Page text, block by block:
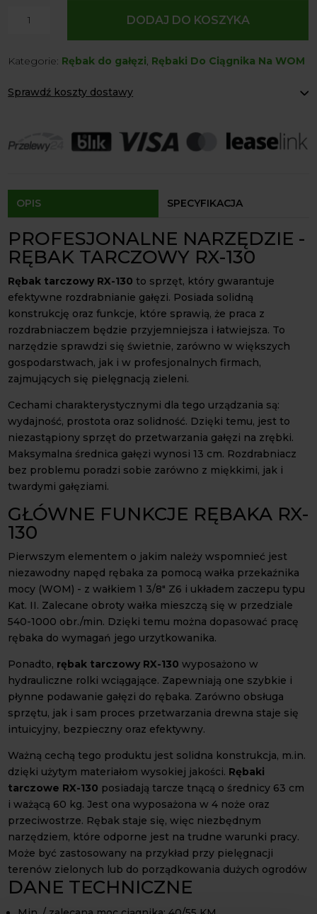
RX-
Rozdrabniacz
DODAJ DO KOSZYKA
Kategorie: Rębak do gałęzi, Rębaki Do Ciągnika Na WOM
Sprawdź koszty dostawy
Agrol transport: 200 zł
Agrol transport gabaryty: ustalane indywidualnie
Dostępność form dostawy i ceny uzależniona od produktu.
OPIS SPECYFIKACJA
PROFESJONALNE NARZĘDZIE -
RĘBAK TARCZOWY RX-130
Rębak tarczowy RX-130to sprzęt, który gwarantuje
efektywne rozdrabnianie gałęzi. Posiada solidną
konstrukcję oraz funkcje, które sprawią, że praca z
rozdrabniaczem będzie przyjemniejsza i łatwiejsza. To
narzędzie sprawdzi się świetnie, zarówno w większych
gospodarstwach, jak i w profesjonalnych firmach,
zajmujących się pielęgnacją zieleni.
Cechami charakterystycznymi dla tego urządzania są:
wydajność, prostota oraz solidność. Dzięki temu, jest to
niezastąpiony sprzęt do przetwarzania gałęzi na zrębki.
Maksymalna średnica gałęzi wynosi 13 cm. Rozdrabniacz
bez problemu poradzi sobie zarówno z miękkimi, jak i
twardymi gałęziami.
GŁÓWNE FUNKCJE RĘBAKA RX-
130
Pierwszym elementem o jakim należy wspomnieć jest
niezawodny napęd rębaka za pomocą wałka przekaźnika
mocy (WOM) - z wałkiem 1 3/8" Z6 i układem zaczepu typu
Kat. II. Zalecane obroty wałka mieszczą się w przedziale
540-1000 obr./min. Dzięki temu można dopasować pracę
rębaka do wymagań jego urzytkowanika.
Ponadto, rębak tarczowy RX-130 wyposażono w
hydrauliczne rolki wciągające. Zapewniają one szybkie i
płynne podawanie gałęzi do rębaka. Zarówno obsługa
sprzętu, jak i sam proces przetwarzania drewna staje się
intuicyjny, bezpieczny oraz efektywny.
Ważną cechą tego produktu jest solidna konstrukcja, m.in.
dzięki użytym materiałom wysokiej jakości. Rębaki
tarczowe RX-130 posiadają tarcze tnącą o średnicy 63 cm
i ważącą 60 kg. Jest ona wyposażona w 4 noże oraz
przeciwostrze. Rębak staje się, więc niezbędnym
narzędziem, które odporne jest na trudne warunki pracy.
Może być zastosowany na przykład przy pielęgnacji
terenów zielonych lub do porządkowania dużych ogrodów
DANE TECHNICZNE